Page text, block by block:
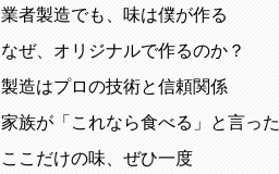
業者製造でも、味は僕が作る
なぜ、オリジナルで作るのか？
製造はプロの技術と信頼関係
家族が「これなら食べる」と言った
ここだけの味、ぜひ一度